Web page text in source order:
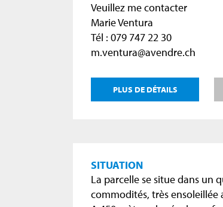
Veuillez me contacter
Marie Ventura
Tél : 079 747 22 30
m.ventura@avendre.ch
PLUS DE DÉTAILS
SITUATION
La parcelle se situe dans un
commodités, très ensoleillée